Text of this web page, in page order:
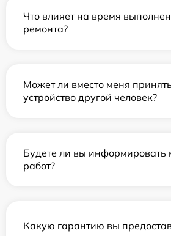
Что влияет на время
ремонта?
Может ли вместо меня принять
устройство другой человек?
Будете ли вы информировать
работ?
Какую гарантию вы